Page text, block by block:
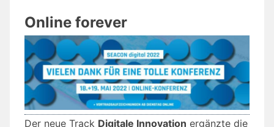
Online forever
Der neue Track Digitale Innovation ergänzte die